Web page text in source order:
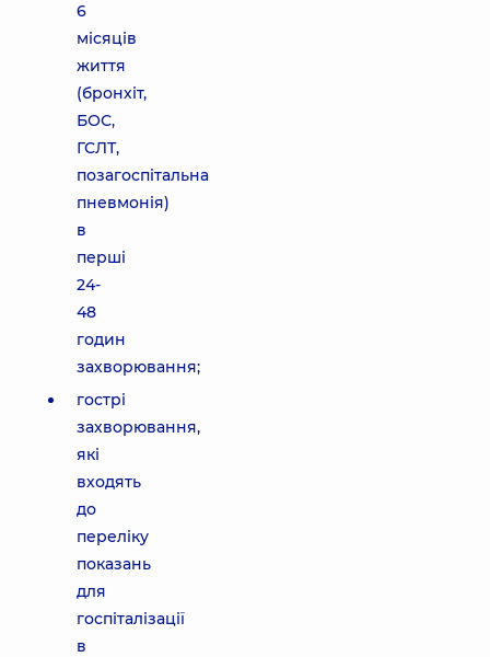
6
місяців
життя
(бронхіт,
БОС,
ГСЛТ,
позагоспітальна
пневмонія)
в
перші
24-
48
годин
захворювання;
гострі
захворювання,
які
входять
до
переліку
показань
для
госпіталізації
в